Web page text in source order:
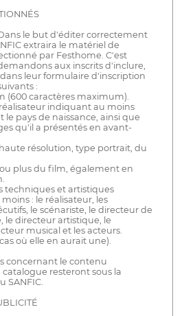
le but d'éditer correctement
extraira le matériel de
par Festhome. C'est
aux inscrits d'inclure,
leur formulaire d'inscription
:
(600 caractères maximum).
indiquant au moins
le pays de naissance, ainsi que
qu'il a présentés en avant-
résolution, type portrait, du
plus du film, également en
techniques et artistiques
: le réalisateur, les
le scénariste, le directeur de
le directeur artistique, le
musical et les acteurs.
où elle en aurait une).
concernant le contenu
resteront sous la
SANFIC.